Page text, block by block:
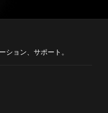
ション、サポート。